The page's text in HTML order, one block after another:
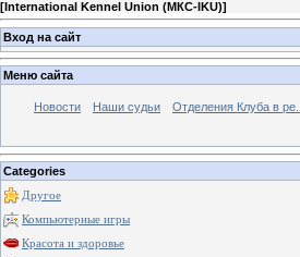
[International Kennel Union (МКС-IKU)]
Вход на сайт
Меню сайта
Новости Наши судьи Отделения Клуба в ре...
Categories
Другое
Компьютерные игры
Красота и здоровье